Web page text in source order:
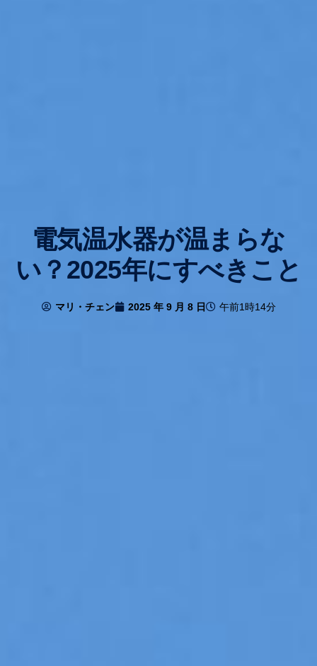
電気温水器が温まらな
い？2025年にすべきこと
マリ・チェン 2025 年 9 月 8 日 午前1時14分